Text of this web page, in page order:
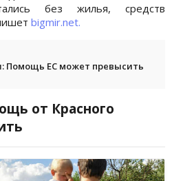
без жилья, средств
bigmir.net.
Помощь ЕС может превысить
от Красного